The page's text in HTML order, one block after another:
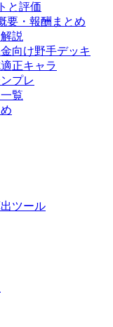
と評価
要・報酬まとめ
説
向け野手デッキ
正キャラ
プレ
覧
ツール